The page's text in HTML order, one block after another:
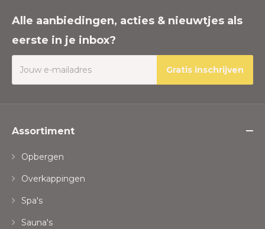
Alle aanbiedingen, acties & nieuwtjes als
eerste in je inbox?
Gratis inschrijven
Assortiment
Opbergen
Overkappingen
Spa's
Sauna's